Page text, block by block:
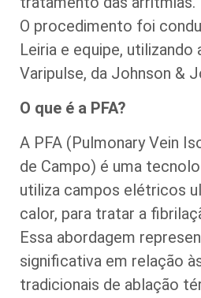
O procedimento foi
Leiria e equipe, utilizando
Varipulse, da Johnson &
O que é a PFA?
A PFA (Pulmonary Vein
de Campo) é uma
utiliza campos elétricos
calor, para tratar a
Essa abordagem
significativa em relação
tradicionais de ablação